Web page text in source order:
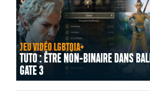
JEU VIDÉO LGBTQIA+
TUTO : ÊTRE NON-BINAIRE DANS
GATE 3